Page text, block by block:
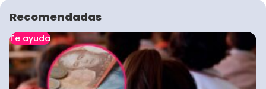
Recomendadas
Te ayuda